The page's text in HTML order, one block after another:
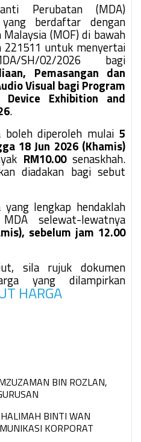
Perubatan (MDA)
berdaftar dengan
(MOF) di bawah
221511 untuk menyertai
SH/02/2026 bagi
Pemasangan dan
Visual bagi Program
Exhibition and
.
boleh diperoleh mulai 5
18 Jun 2026 (Khamis)
RM10.00senaskhah.
diadakan bagi sebut
lengkap hendaklah
selewat-lewatnya
sebelum jam 12.00
sila rujuk dokumen
yang dilampirkan
HARGA
BIN ROZLAN,
BINTI WAN
KORPORAT